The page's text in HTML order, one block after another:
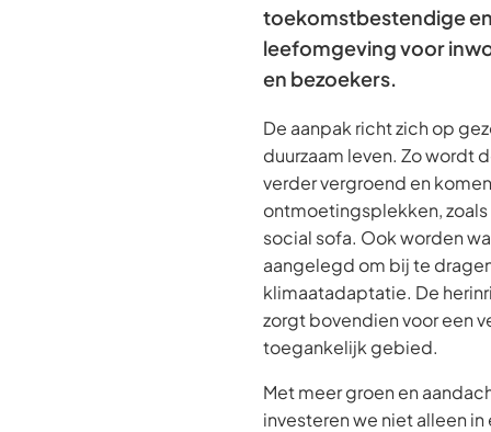
toekomstbestendige
leefomgeving voor
en bezoekers.
De aanpak richt zich op
duurzaam leven. Zo wordt
verder vergroend en
ontmoetingsplekken,
social sofa. Ook worden
aangelegd om bij te
klimaatadaptatie. De
zorgt bovendien voor een
toegankelijk gebied.
Met meer groen en
investeren we niet alleen